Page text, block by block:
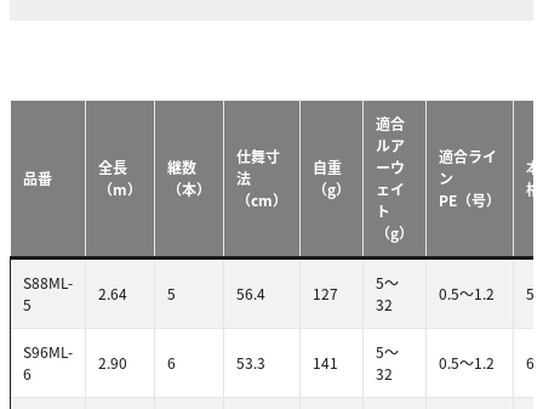
品番
全長
（m）
継数
（本）
仕舞寸
法
（cm）
自重
（g）
適合
ルア
ーウ
ェイ
ト
（g）
適合ライ
ン
PE（号）
格
S88ML-
5
2.64 5 56.4 127
5～
32
0.5～1.2
S96ML-
6
2.90 6 53.3 141
5～
32
0.5～1.2